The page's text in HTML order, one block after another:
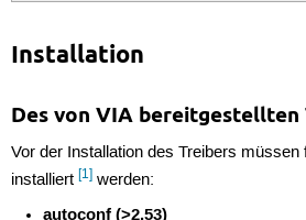
Installation
Des von VIA bereitgestellten
Vor der Installation des Treibers müssen
installiert [1]werden:
autoconf (>2.53)